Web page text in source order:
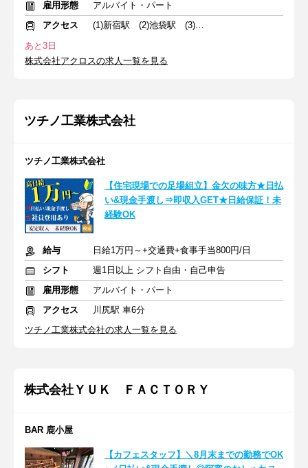
雇用形態
アルバイト・パート
アクセス
(1)新宿駅 (2)池袋駅 (3)渋谷駅
あと3日
株式会社アクロスの求人一覧を見る
ツチノ工業株式会社
ツチノ工業株式会社
【住宅現場での足場組立】金欠の味方★日払
い&現金手渡し⇒即収入GET★日給保証！未
経験OK
給与
日給1万円～+交通費+食事手当800円/日
シフト
週1日以上 シフト自由・自己申告
雇用形態
アルバイト・パート
アクセス
川尻駅 車6分
ツチノ工業株式会社の求人一覧を見る
株式会社ＹＵＫ ＦＡＣＴＯＲＹ
BAR 鹿小屋
【カフェスタッフ】＼8月末までの勤務でOK